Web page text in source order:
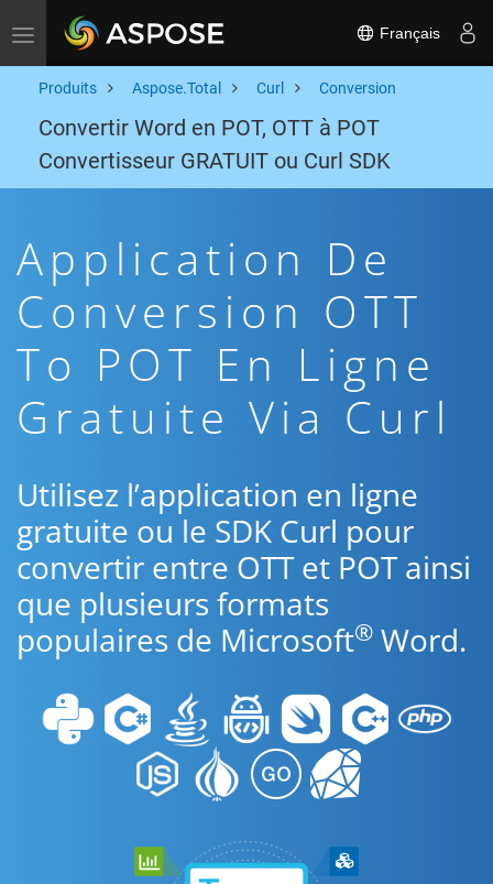
Toggle navigation Français
Produits Aspose.Total Curl Conversion
Convertir Word en POT, OTT à POT
Convertisseur GRATUIT ou Curl SDK
Application De
Conversion OTT
To POT En Ligne
Gratuite Via Curl
Utilisez l’application en ligne
gratuite ou le SDK Curl pour
convertir entre OTT et POT ainsi
que plusieurs formats
populaires de Microsoft® Word.